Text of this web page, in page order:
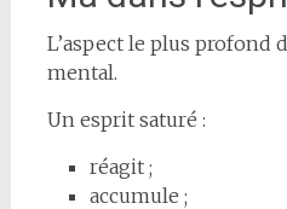
L’aspect le plus profond
mental.
Un esprit saturé :
réagit ;
accumule ;